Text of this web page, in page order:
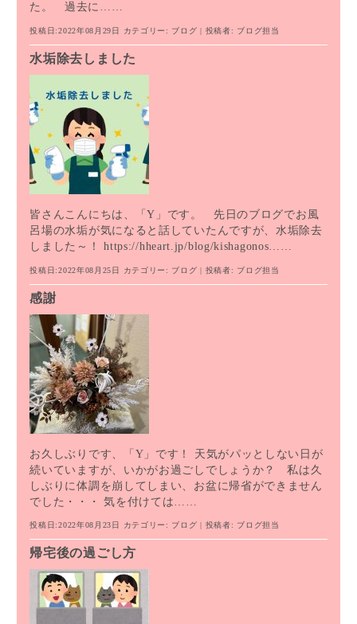
た。 過去に……
投稿日:2022年08月29日 カテゴリー: ブログ | 投稿者: ブログ担当
水垢除去しました
皆さんこんにちは、「Y」です。 先日のブログでお風
呂場の水垢が気になると話していたんですが、水垢除去
しました～！ https://hheart.jp/blog/kishagonos……
投稿日:2022年08月25日 カテゴリー: ブログ | 投稿者: ブログ担当
感謝
お久しぶりです、「Y」です！ 天気がパッとしない日が
続いていますが、いかがお過ごしでしょうか？ 私は久
しぶりに体調を崩してしまい、お盆に帰省ができません
でした・・・ 気を付けては……
投稿日:2022年08月23日 カテゴリー: ブログ | 投稿者: ブログ担当
帰宅後の過ごし方